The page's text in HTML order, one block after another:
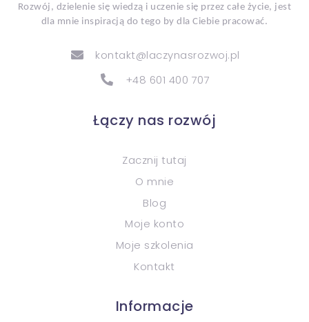
Rozwój, dzielenie się wiedzą i uczenie się przez całe życie, jest
dla mnie inspiracją do tego by dla Ciebie pracować.
kontakt@laczynasrozwoj.pl
+48 601 400 707
Łączy nas rozwój
Zacznij tutaj
O mnie
Blog
Moje konto
Moje szkolenia
Kontakt
Informacje